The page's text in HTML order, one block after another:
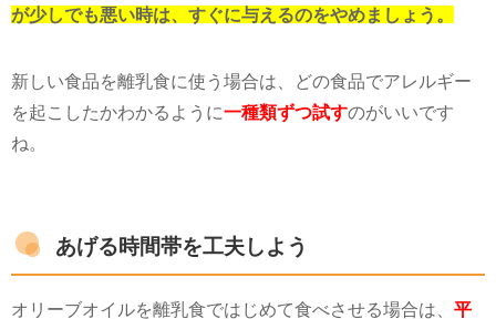
が少しでも悪い時は、すぐに与えるのをやめましょう。
新しい食品を離乳食に使う場合は、どの食品でアレルギー
を起こしたかわかるように一種類ずつ試すのがいいです
ね。
あげる時間帯を工夫しよう
オリーブオイルを離乳食ではじめて食べさせる場合は、 平